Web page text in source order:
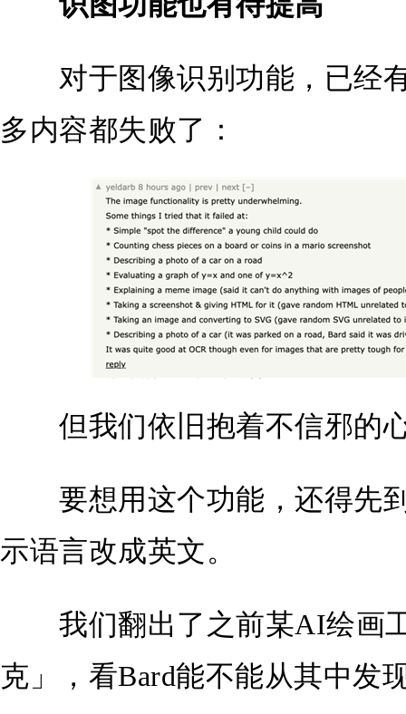
对于图像识别功能，已经
多内容都失败了：
但我们依旧抱着不信邪的
要想用这个功能，还得先到
示语言改成英文。
我们翻出了之前某AI绘画
克」，看Bard能不能从其中发